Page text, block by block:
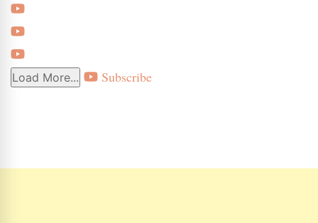
Load More... Subscribe